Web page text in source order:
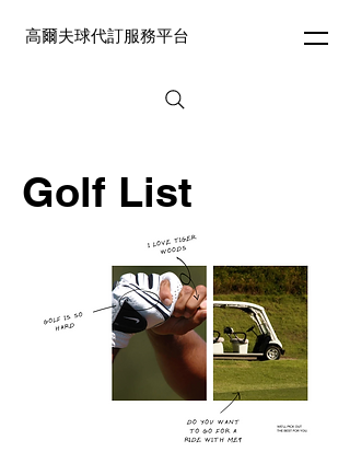
高爾夫球代訂服務平台
Golf List